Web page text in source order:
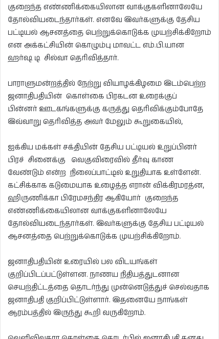
குறைந்த எண்ணிக்கையிலான வாக்குகளினாலேயே
தோல்வியடைந்தார்கள். எனவே இவர்களுக்கு தேசிய
பட்டியல் ஆசனத்தை பெற்றுக்கொடுக்க முயற்சிக்கிறோம்
என அக்கட்சியின் கொழும்பு மாவட்ட எம்.பி.யான
ஹர்ஷ டி சில்வா தெரிவித்தார்.
பாராளுமன்றத்தில் நேற்று வியாழக்கிழமை இடம்பெற்ற
ஜனாதிபதியின் கொள்கை பிரகடன உரைக்குப்
பின்னர் ஊடகங்களுக்கு கருத்து தெரிவிக்கும்போதே
இவ்வாறு தெரிவித்த அவர் மேலும் கூறுகையில்,
ஐக்கிய மக்கள் சக்தியின் தேசிய பட்டியல் உறுப்பினர்
பிரச் சினைக்கு வெகுவிரைவில் தீர்வு காண
வேண்டும் என்ற நிலைப்பாட்டில் உறுதியாக உள்ளேன்.
கட்சிக்காக கடுமையாக உழைத்த எரான் விக்கிரமரத்ன,
ஹிருணிக்கா பிரேமசந்திர ஆகியோர் குறைந்த
எண்ணிக்கையிலான வாக்குகளினாலேயே
தோல்வியடைந்தார்கள். இவர்களுக்கு தேசிய பட்டியல்
ஆசனத்தை பெற்றுக்கொடுக்க முயற்சிக்கிறோம்.
ஜனாதிபதியின் உரையில் பல விடயங்கள்
குறிப்பிடப்பட்டுள்ளன. நாணய நிதியத்துடனான
செயற்திட்டத்தை தொடர்ந்து முன்னெடுத்துச் செல்வதாக
ஜனாதிபதி குறிப்பிட்டுள்ளார். இதனையே நாங்கள்
ஆரம்பத்தில் இருந்து கூறி வருகிறோம்.